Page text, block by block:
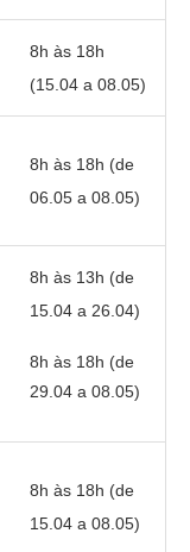
8h às 18h
(15.04 a 08.05)
8h às 18h (de
06.05 a 08.05)
8h às 13h (de
15.04 a 26.04)
8h às 18h (de
29.04 a 08.05)
8h às 18h (de
15.04 a 08.05)